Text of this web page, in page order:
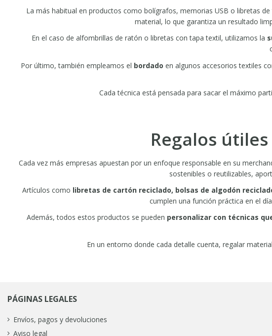
La más habitual en productos como bolígrafos, memorias USB o libretas de
material, lo que garantiza un resultado
En el caso de alfombrillas de ratón o libretas con tapa textil, utilizamos la
Por último, también empleamos el bordado en algunos accesorios textiles
Cada técnica está pensada para sacar el máximo
Regalos
Cada vez más empresas apuestan por un enfoque responsable en su
sostenibles o reutilizables,
Artículos como libretas de cartón reciclado, bolsas de algodón
cumplen una función práctica en el
Además, todos estos productos se pueden personalizar con técnicas
En un entorno donde cada detalle cuenta, regalar
PÁGINAS LEGALES
Envíos, pagos y devoluciones
Aviso legal